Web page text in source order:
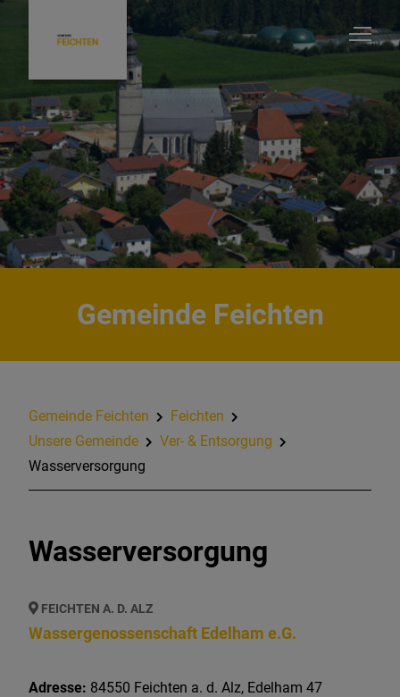
Unsere Gemeinde
Ratsinfosystem - Gemeinderatsinformationen
Gemeinde Feichten
Gemeinde Feichten
Feichten
Unsere Gemeinde
Ver- & Entsorgung
Wasserversorgung
Wasserversorgung
FEICHTEN A. D. ALZ
Wassergenossenschaft Edelham e.G.
Adresse: 84550 Feichten a. d. Alz, Edelham 47